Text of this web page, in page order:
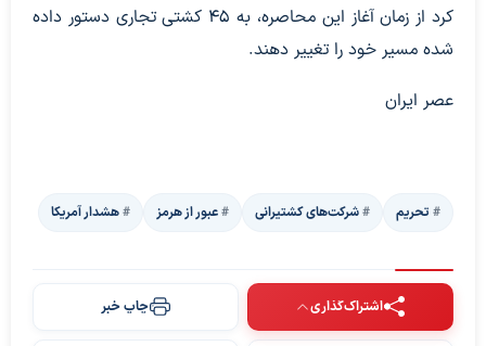
کرد از زمان آغاز این محاصره، به ۴۵ کشتی تجاری دستور داده
شده مسیر خود را تغییر دهند.
عصر ایران
تحریم شرکت‌های کشتیرانی عبور از هرمز هشدار آمریکا
اشتراک‌گذاری چاپ خبر